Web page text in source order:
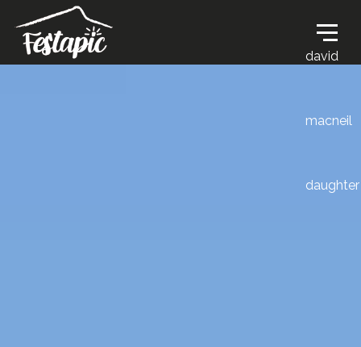
david
macneil
daughter